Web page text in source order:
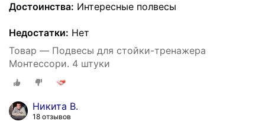
Достоинства: Интересные полвесы
Недостатки: Нет
Товар — Подвесы для стойки-тренажера
Монтессори. 4 штуки
Никита В.
18 отзывов